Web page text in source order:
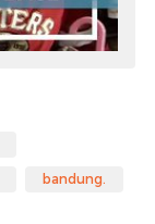
bandung.